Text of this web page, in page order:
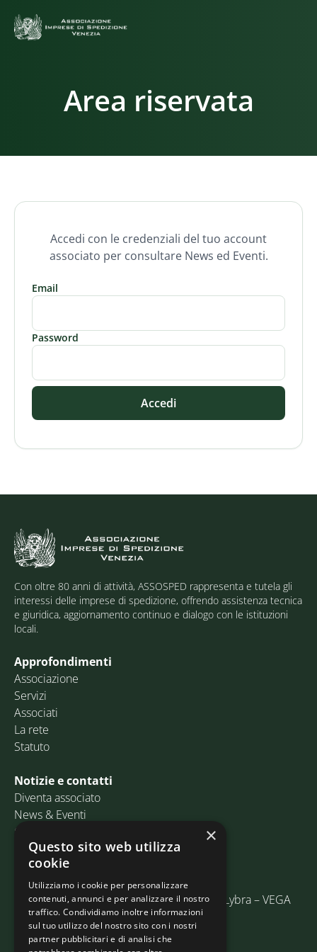
Area riservata
Accedi con le credenziali del tuo account
associato per consultare News ed Eventi.
Email
Password
Accedi
Con oltre 80 anni di attività, ASSOSPED rappresenta e tutela gli
interessi delle imprese di spedizione, offrendo assistenza tecnica
e giuridica, aggiornamento continuo e dialogo con le istituzioni
locali.
Approfondimenti
Associazione
Servizi
Associati
La rete
Statuto
Notizie e contatti
Diventa associato
News & Eventi
Contatti
Email:info@assosped.it
PEC: assospedvenezia@pec.fedespedi.it
Indirizzo: Via delle Industrie, 19/C Edificio Lybra – VEGA
30175 Marghera (VE)
×
Questo sito web utilizza
cookie
Utilizziamo i cookie per personalizzare
contenuti, annunci e per analizzare il nostro
traffico. Condividiamo inoltre informazioni
sul tuo utilizzo del nostro sito con i nostri
partner pubblicitari e di analisi che